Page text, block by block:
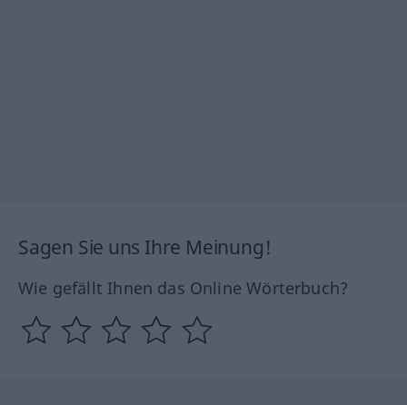
Sagen Sie uns Ihre Meinung!
Wie gefällt Ihnen das Online Wörterbuch?